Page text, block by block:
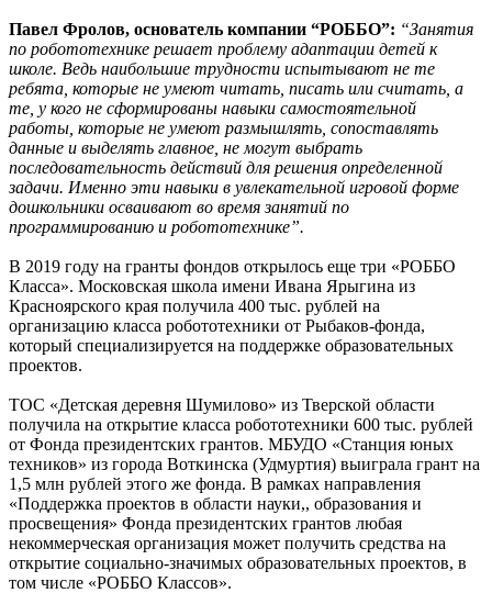
Павел Фролов, основатель компании “РОББО”: “Занятия
по робототехнике решает проблему адаптации детей к
школе. Ведь наибольшие трудности испытывают не те
ребята, которые не умеют читать, писать или считать, а
те, у кого не сформированы навыки самостоятельной
работы, которые не умеют размышлять, сопоставлять
данные и выделять главное, не могут выбрать
последовательность действий для решения определенной
задачи. Именно эти навыки в увлекательной игровой форме
дошкольники осваивают во время занятий по
программированию и робототехнике”.
В 2019 году на гранты фондов открылось еще три «РОББО
Класса». Московская школа имени Ивана Ярыгина из
Красноярского края получила 400 тыс. рублей на
организацию класса робототехники от Рыбаков-фонда,
который специализируется на поддержке образовательных
проектов.
ТОС «Детская деревня Шумилово» из Тверской области
получила на открытие класса робототехники 600 тыс. рублей
от Фонда президентских грантов. МБУДО «Станция юных
техников» из города Воткинска (Удмуртия) выиграла грант на
1,5 млн рублей этого же фонда. В рамках направления
«Поддержка проектов в области науки,, образования и
просвещения» Фонда президентских грантов любая
некоммерческая организация может получить средства на
открытие социально-значимых образовательных проектов, в
том числе «РОББО Классов».